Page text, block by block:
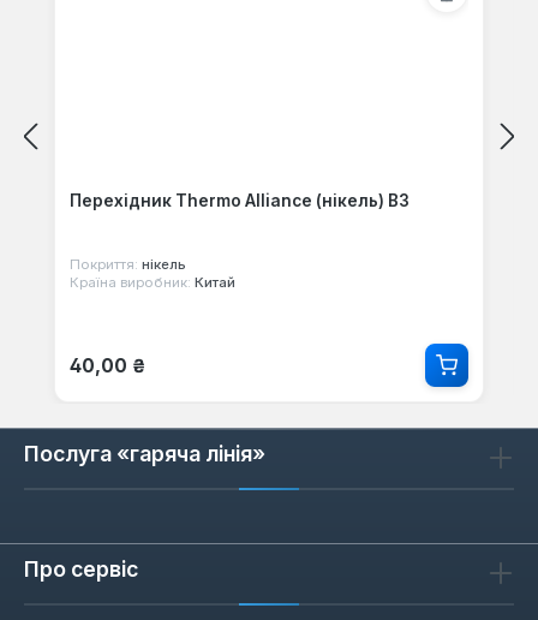
Перехідник Thermo Alliance (нікель) ВЗ
Покриття: нікель
Країна виробник: Китай
Звичайна ціна:
40,00 ₴
Послуга «гаряча лінія»
Про сервіс